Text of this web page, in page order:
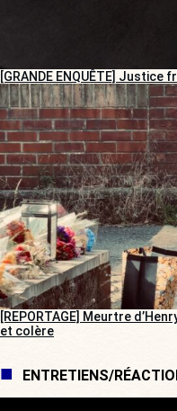
[GRANDE ENQUÊTE]
[REPORTAGE] Meurtre
et colère
ENTRETIENS/